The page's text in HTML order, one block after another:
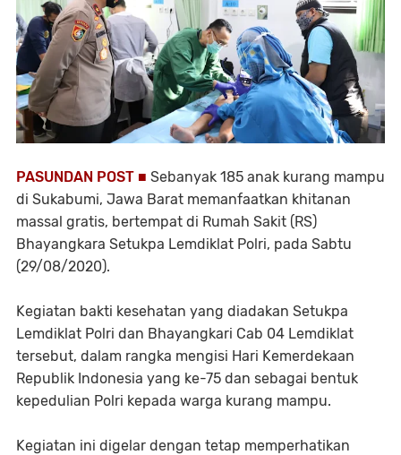
PASUNDAN POST ■ Sebanyak 185 anak kurang mampu
di Sukabumi, Jawa Barat memanfaatkan khitanan
massal gratis, bertempat di Rumah Sakit (RS)
Bhayangkara Setukpa Lemdiklat Polri, pada Sabtu
(29/08/2020).
Kegiatan bakti kesehatan yang diadakan Setukpa
Lemdiklat Polri dan Bhayangkari Cab 04 Lemdiklat
tersebut, dalam rangka mengisi Hari Kemerdekaan
Republik Indonesia yang ke-75 dan sebagai bentuk
kepedulian Polri kepada warga kurang mampu.
Kegiatan ini digelar dengan tetap memperhatikan